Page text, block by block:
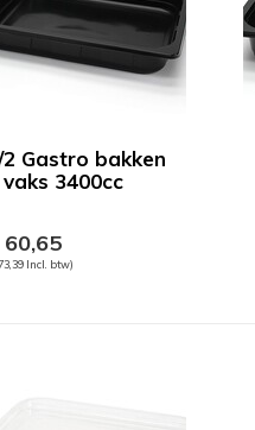
2 Gastro bakken
vaks 3400cc
Incl. btw)